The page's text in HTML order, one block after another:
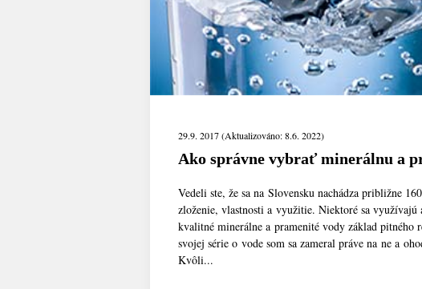
29.9. 2017 (Aktualizováno: 8.6. 2022)
Ako správne vybrať minerálnu a
Vedeli ste, že sa na Slovensku nachádza približne
zloženie, vlastnosti a využitie. Niektoré sa
kvalitné minerálne a pramenité vody základ pitného
svojej série o vode som sa zameral práve na ne a
Kvôli...